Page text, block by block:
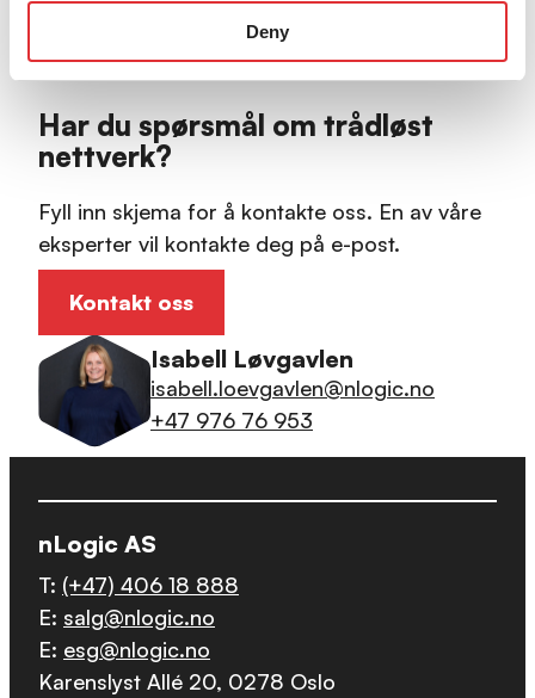
Deny
Har du spørsmål om trådløst
nettverk?
Fyll inn skjema for å kontakte oss. En av våre
eksperter vil kontakte deg på e-post.
Kontakt oss
Isabell Løvgavlen
isabell.loevgavlen@nlogic.no
+47 976 76 953
nLogic AS
T: (+47) 406 18 888
E: salg@nlogic.no
E: esg@nlogic.no
Karenslyst Allé 20, 0278 Oslo